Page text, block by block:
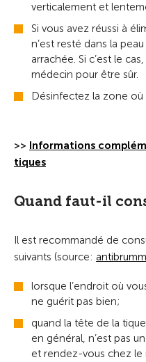
verticalement et
Si vous avez réussi à
n’est resté dans la
arrachée. Si c’est le
médecin pour être sûr.
Désinfectez la zone où
>> Informations
tiques
Quand faut-il
Il est recommandé de
suivants (source:
lorsque l’endroit où
ne guérit pas bien;
quand la tête de la
en général, n’est pas
et rendez-vous chez le